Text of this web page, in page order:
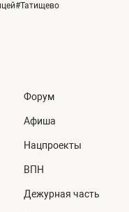
Форум
Афиша
Нацпроекты
ВПН
Дежурная часть